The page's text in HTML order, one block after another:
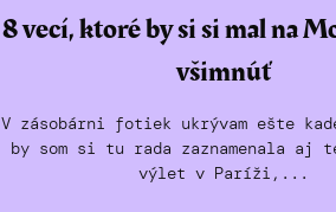
8 vecí, ktoré by si si mal na
všimnúť
V zásobárni fotiek ukrývam ešte
by som si tu rada zaznamenala aj
výlet v Paríži,...